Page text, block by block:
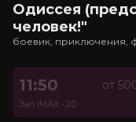
Одиссея
человек!"
боевик, приключения,
11:50 от
Зал IMAX • 2D